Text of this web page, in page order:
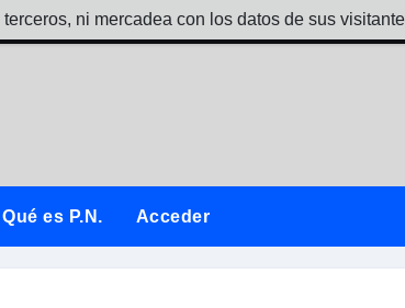
Qué es P.N. Acceder
ni mercadea con los datos de sus